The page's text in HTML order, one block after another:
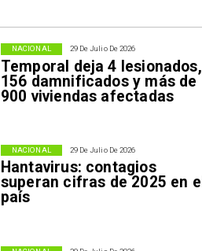
29 De Julio De 2026
Temporal deja 4 lesionados,
156 damnificados y más de
900 viviendas afectadas
NACIONAL
29 De Julio De 2026
Hantavirus: contagios
superan cifras de 2025 en el
país
NACIONAL